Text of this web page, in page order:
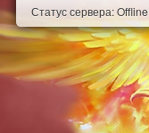
Статус сервера:Offline